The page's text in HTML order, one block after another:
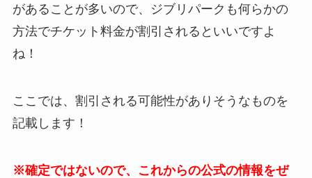
があることが多いので、ジブリパークも何らかの
方法でチケット料金が割引されるといいですよ
ね！
ここでは、割引される可能性がありそうなものを
記載します！
※確定ではないので、これからの公式の情報をぜ